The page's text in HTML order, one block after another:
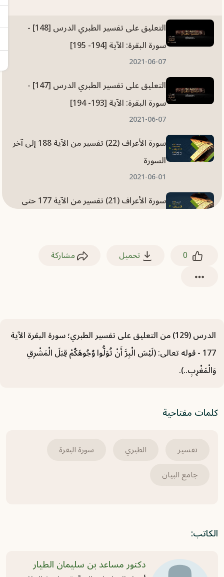
التعليق على تفسير الطبري الدرس [148] -
سورة البقرة: الآية [194- 195]
2021-06-07
التعليق على تفسير الطبري الدرس [147] -
سورة البقرة: الآية [193- 194]
2021-06-07
سورة الأعراف (22) تفسير من الآية 188 إلى آخر
السورة
2021-06-01
سورة الأعراف (21) تفسير من الآية 177 حتى
الآية 166
2021-05-31
2021-05-31
0 تحميل مشاركة
الدرس (129) من التعليق على تفسير الطبري؛ سورة البقرة الآية
177 - قوله تعالى: (لَيْسَ الْبِرَّ أَنْ تُوَلُّوا وُجُوهَكُمْ قِبَلَ الْمَشْرِقِ
وَالْمَغْرِبِ..).
كلمات مفتاحية
تفسير الطبري
سورة البقرة
جامع البيان
الكاتب:
دكتور مساعد بن سليمان الطيار